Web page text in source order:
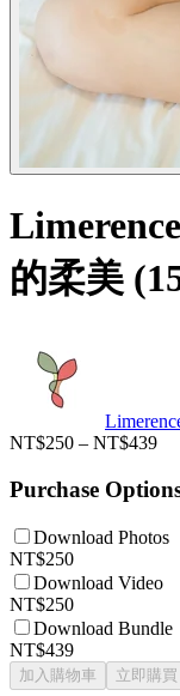
的柔美
NT$250 – NT$439
Purchase
Download Photos
NT$250
Download Video
NT$250
Download Bundle
NT$439
加入購物車 立即購買